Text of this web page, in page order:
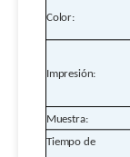
Color:
Impresión:
Muestra:
Tiempo de